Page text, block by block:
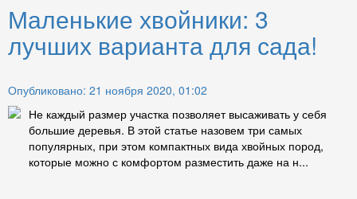
Маленькие хвойники: 3
лучших варианта для сада!
Опубликовано: 21 ноября 2020, 01:02
Не каждый размер участка позволяет высаживать у себя
большие деревья. В этой статье назовем три самых
популярных, при этом компактных вида хвойных пород,
которые можно с комфортом разместить даже на н...